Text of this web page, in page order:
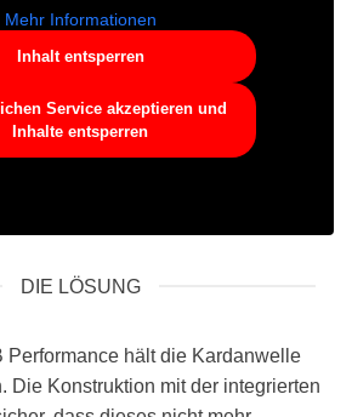
Mehr Informationen
Inhalt entsperren
Service akzeptieren und
Inhalte entsperren
DIE LÖSUNG
Performance hält die Kardanwelle
Die Konstruktion mit der integrierten